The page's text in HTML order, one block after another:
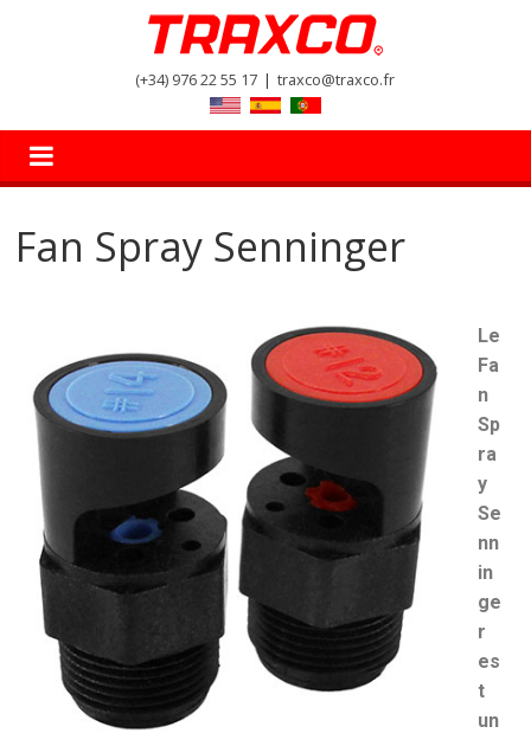
(+34) 976 22 55 17 | traxco@traxco.fr
Fan Spray Senninger
Le
Fa
n
Sp
ra
y
Se
nn
in
ge
r
es
t
un